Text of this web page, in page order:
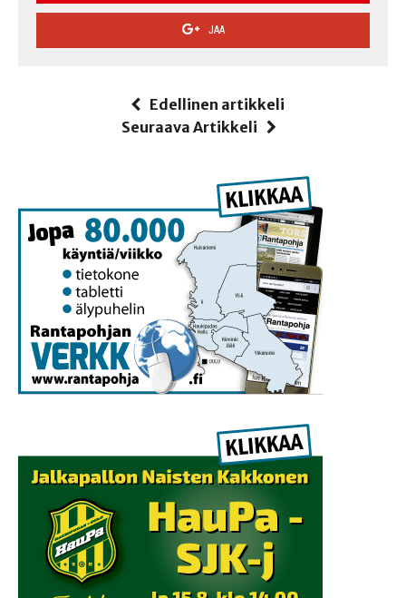
JAA
Edellinen artikkeli
Seuraava Artikkeli